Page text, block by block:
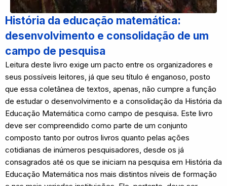
História da educação matemática:
desenvolvimento e consolidação de um
campo de pesquisa
Leitura deste livro exige um pacto entre os organizadores e
seus possíveis leitores, já que seu título é enganoso, posto
que essa coletânea de textos, apenas, não cumpre a função
de estudar o desenvolvimento e a consolidação da História da
Educação Matemática como campo de pesquisa. Este livro
deve ser compreendido como parte de um conjunto
composto tanto por outros livros quanto pelas ações
cotidianas de inúmeros pesquisadores, desde os já
consagrados até os que se iniciam na pesquisa em História da
Educação Matemática nos mais distintos níveis de formação